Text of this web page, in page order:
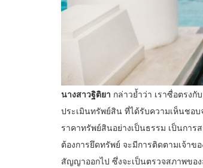
นางสาวฐิติยา กล่าวย้ำว่า เราซื่อตรง
ประเมินทรัพย์สิน ที่ได้รับความเห็นชอ
ราคาทรัพย์สินอย่างเป็นธรรม เป็นกา
ต้องการยึดทรัพย์ จะมีการติดตามเจ้า
สัญญาออกไป ซึ่งจะเป็นตรวจสภาพขอ